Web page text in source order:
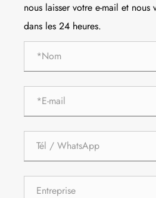
nous laisser votre e-mail et nous
dans les 24 heures.